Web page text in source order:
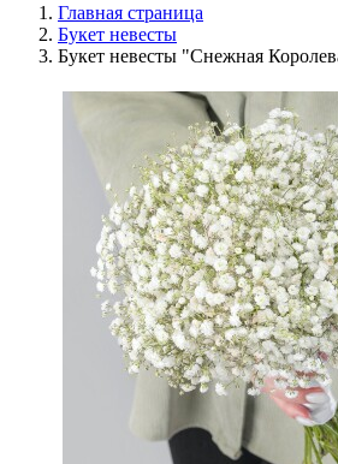
Главная страница
Букет невесты
Букет невесты "Снежная